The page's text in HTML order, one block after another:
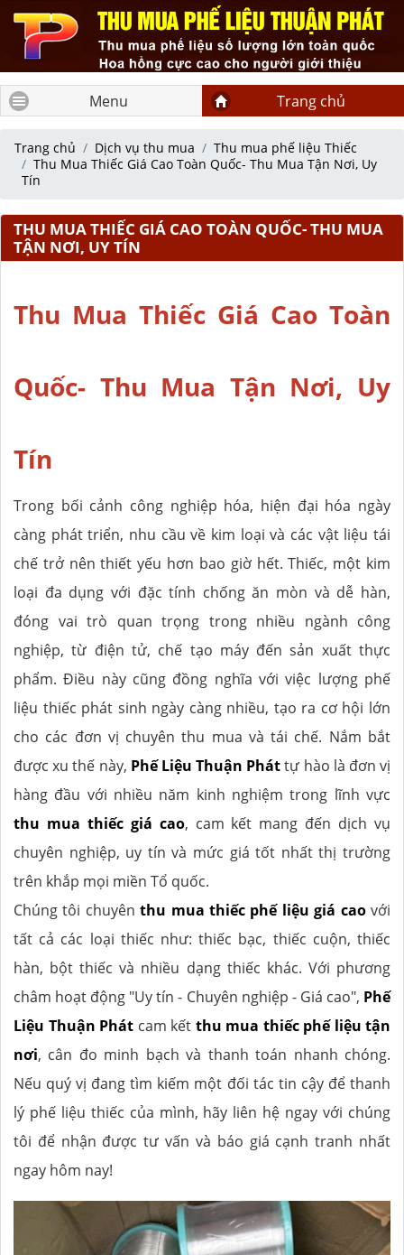
Menu Trang chủ
Trang chủ Dịch vụ thu mua
Thu mua phế liệu Thiếc
Thu Mua Thiếc Giá Cao Toàn Quốc- Thu Mua Tận Nơi, Uy
Tín
THU MUA THIẾC GIÁ CAO TOÀN QUỐC- THU MUA
TẬN NƠI, UY TÍN
Thu Mua Thiếc Giá Cao Toàn
Quốc- Thu Mua Tận Nơi, Uy
Tín
Trong bối cảnh công nghiệp hóa, hiện đại hóa ngày
càng phát triển, nhu cầu về kim loại và các vật liệu tái
chế trở nên thiết yếu hơn bao giờ hết. Thiếc, một kim
loại đa dụng với đặc tính chống ăn mòn và dễ hàn,
đóng vai trò quan trọng trong nhiều ngành công
nghiệp, từ điện tử, chế tạo máy đến sản xuất thực
phẩm. Điều này cũng đồng nghĩa với việc lượng phế
liệu thiếc phát sinh ngày càng nhiều, tạo ra cơ hội lớn
cho các đơn vị chuyên thu mua và tái chế. Nắm bắt
được xu thế này, Phế Liệu Thuận Pháttự hào là đơn vị
hàng đầu với nhiều năm kinh nghiệm trong lĩnh vực
thu mua thiếc giá cao, cam kết mang đến dịch vụ
chuyên nghiệp, uy tín và mức giá tốt nhất thị trường
trên khắp mọi miền Tổ quốc.
Chúng tôi chuyênthu mua thiếc phế liệu giá caovới
tất cả các loại thiếc như: thiếc bạc, thiếc cuộn, thiếc
hàn, bột thiếc và nhiều dạng thiếc khác. Với phương
châm hoạt động "Uy tín - Chuyên nghiệp - Giá cao", Phế
Liệu Thuận Phát cam kết thu mua thiếc phế liệu tận
nơi, cân đo minh bạch và thanh toán nhanh chóng.
Nếu quý vị đang tìm kiếm một đối tác tin cậy để thanh
lý phế liệu thiếc của mình, hãy liên hệ ngay với chúng
tôi để nhận được tư vấn và báo giá cạnh tranh nhất
ngay hôm nay!